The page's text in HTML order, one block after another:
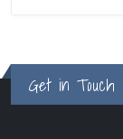
Get in Touch